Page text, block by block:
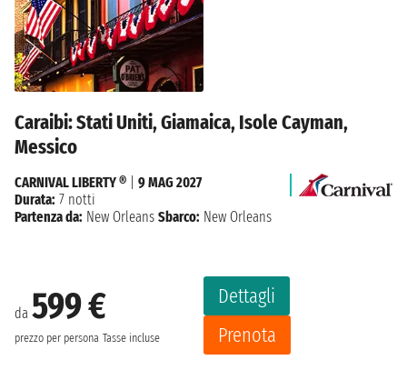
Caraibi: Stati Uniti, Giamaica, Isole Cayman,
Messico
da 599 €
prezzo per persona Tasse incluse
Dettagli
Prenota
CARNIVAL LIBERTY ®
9 MAG 2027
Durata: 7 notti
Partenza da: New Orleans Sbarco: New Orleans